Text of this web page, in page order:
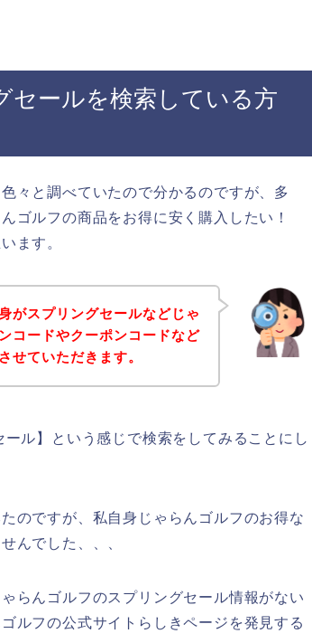
セールを検索している方
々と調べていたので分かるのですが、多
ゴルフの商品をお得に安く購入したい！
ます。
がスプリングセールなどじゃ
コードやクーポンコードなど
せていただきます。
ル】という感じで検索をしてみることにし
のですが、私自身じゃらんゴルフのお得な
んでした、、、
らんゴルフのスプリングセール情報がない
ルフの公式サイトらしきページを発見する